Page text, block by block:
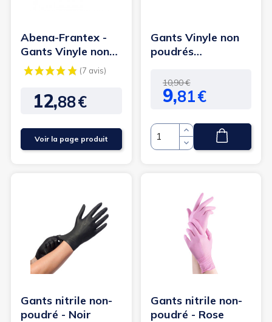
Abena-Frantex -
Gants Vinyle non
poudrés
transparent
Prix
12,88€
Voir la page produit
Gants Vinyle non
poudrés
S (6/7) - Abena
Prix
de
base
10,90 €Prix
9,81€
Quantité
Gants nitrile non-
poudré - Noir
Gants nitrile non-
poudré - Rose